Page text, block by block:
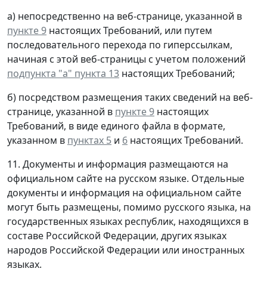
а) непосредственно на веб-странице, указанной в
пункте 9 настоящих Требований, или путем
последовательного перехода по гиперссылкам,
начиная с этой веб-страницы с учетом положений
подпункта "а" пункта 13 настоящих Требований;
б) посредством размещения таких сведений на веб-
странице, указанной в пункте 9 настоящих
Требований, в виде единого файла в формате,
указанном в пунктах 5 и 6 настоящих Требований.
11. Документы и информация размещаются на
официальном сайте на русском языке. Отдельные
документы и информация на официальном сайте
могут быть размещены, помимо русского языка, на
государственных языках республик, находящихся в
составе Российской Федерации, других языках
народов Российской Федерации или иностранных
языках.